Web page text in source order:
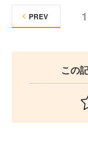
1
PREV
この